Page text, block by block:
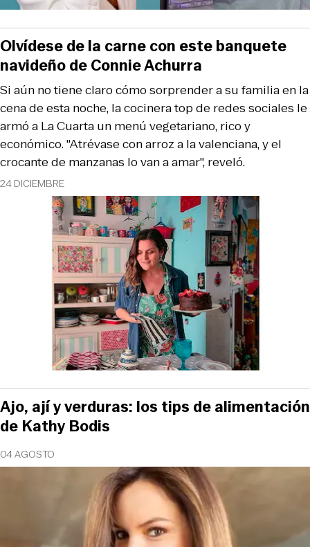
24 DICIEMBRE
Si aún no tiene claro cómo sorprender a su familia en la
cena de esta noche, la cocinera top de redes sociales le
armó a La Cuarta un menú vegetariano, rico y
económico. "Atrévase con arroz a la valenciana, y el
crocante de manzanas lo van a amar", reveló.
Olvídese de la carne con este banquete
navideño de Connie Achurra
04 AGOSTO
Ajo, ají y verduras: los tips de alimentación
de Kathy Bodis